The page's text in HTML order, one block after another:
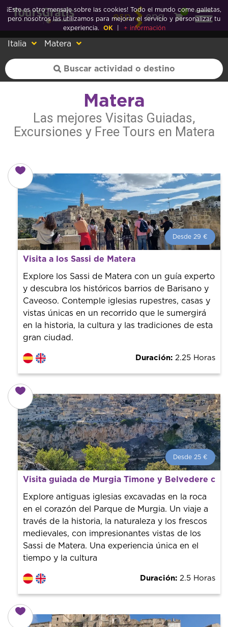
esp eng
0
Italia Matera
Matera
Las mejores Visitas Guiadas,
Excursiones y Free Tours en Matera
Desde 29 €
Desde 29 € por persona.
guías de la ciudad para tener el mejor precio y servicio.
Visita a los Sassi de Matera
Explore los Sassi de Matera con un guía experto
y descubra los históricos barrios de Barisano y
Caveoso. Contemple iglesias rupestres, casas y
vistas únicas en un recorrido que le sumergirá
en la historia, la cultura y las tradiciones de esta
gran ciudad.
Duración: 2.25 Horas
Desde 25 €
Desde 25 € por persona.
¡Reserva con nosotros! Colaboramos con los mejores
guías de la ciudad para tener el mejor precio y servicio.
Visita guiada de Murgia Timone y Belvedere
Explore antiguas iglesias excavadas en la roca
en el corazón del Parque de Murgia. Un viaje a
través de la historia, la naturaleza y los frescos
medievales, con impresionantes vistas de los
Sassi de Matera. Una experiencia única en el
tiempo y la cultura
Duración: 2.5 Horas
¡Este es otro mensaje sobre las cookies! Todo el mundo come galletas,
pero nosotros las utilizamos para mejorar el servicio y personalizar tu
experiencia.
OK + información